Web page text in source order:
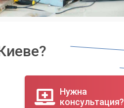
Нужна
консультация?